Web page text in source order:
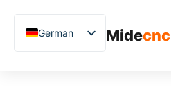
Midecnc
German
English